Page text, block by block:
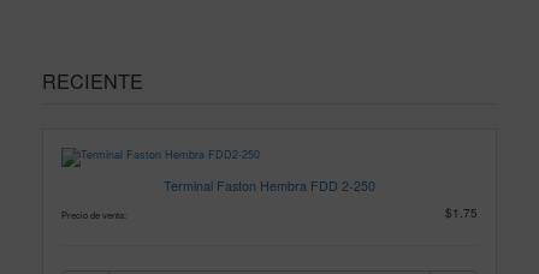
RECIENTE
Terminal Faston Hembra FDD 2-250
Precio de venta: $1.75